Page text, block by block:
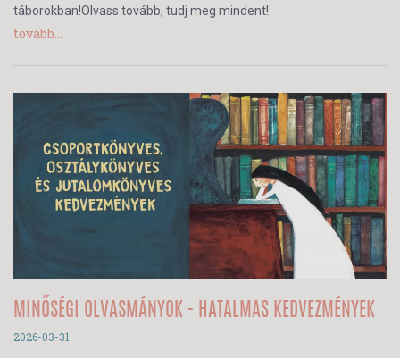
táborokban!Olvass tovább, tudj meg mindent!
tovább...
MINŐSÉGI OLVASMÁNYOK - HATALMAS KEDVEZMÉNYEK
2026-03-31